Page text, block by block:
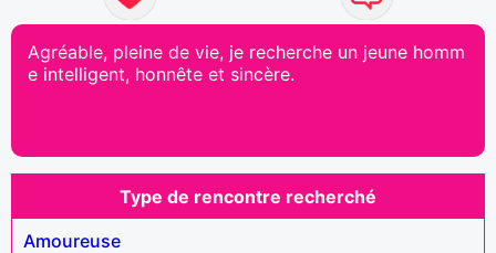
Agréable, pleine de vie, je recherche un jeune homm
e intelligent, honnête et sincère.
Type de rencontre recherché
Amoureuse